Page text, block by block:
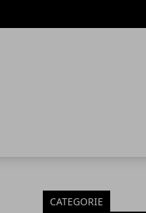
CATEGORIE